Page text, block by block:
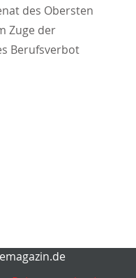
des Obersten
Zuge der
Berufsverbot